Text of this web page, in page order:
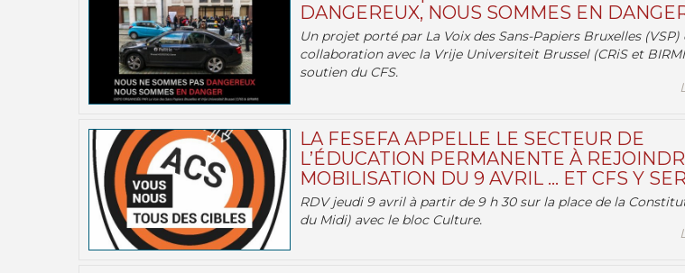
DANGEREUX, NOUS SOMMES EN
Un projet porté par La Voix des Sans-Papiers Bruxelles (VSP)
collaboration avec la Vrije Universiteit Brussel (CRiS et
soutien du CFS.
LA FESEFA APPELLE LE SECTEUR DE
L’ÉDUCATION PERMANENTE À
MOBILISATION DU 9 AVRIL … ET CFS Y
RDV jeudi 9 avril à partir de 9 h 30 sur la place de la
du Midi) avec le bloc Culture.